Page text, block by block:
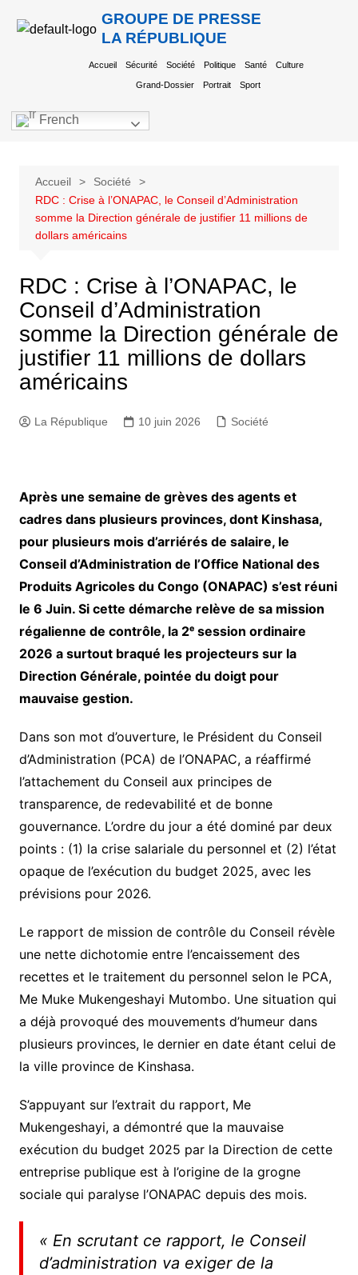
GROUPE DE PRESSE
LA RÉPUBLIQUE
Accueil Sécurité Société Politique Santé Culture
Grand-Dossier Portrait Sport
French
Accueil
Société
RDC : Crise à l’ONAPAC, le Conseil d’Administration
somme la Direction générale de justifier 11 millions de
dollars américains
RDC : Crise à l’ONAPAC, le
Conseil d’Administration
somme la Direction générale de
justifier 11 millions de dollars
américains
La République 10 juin 2026 Société
Après une semaine de grèves des agents et
cadres dans plusieurs provinces, dont Kinshasa,
pour plusieurs mois d’arriérés de salaire, le
Conseil d’Administration de l’Office National des
Produits Agricoles du Congo (ONAPAC) s’est réuni
le 6 Juin. Si cette démarche relève de sa mission
régalienne de contrôle, la 2ᵉ session ordinaire
2026 a surtout braqué les projecteurs sur la
Direction Générale, pointée du doigt pour
mauvaise gestion.
Dans son mot d’ouverture, le Président du Conseil
d’Administration (PCA) de l’ONAPAC, a réaffirmé
l’attachement du Conseil aux principes de
transparence, de redevabilité et de bonne
gouvernance. L’ordre du jour a été dominé par deux
points : (1) la crise salariale du personnel et (2) l’état
opaque de l’exécution du budget 2025, avec les
prévisions pour 2026.
Le rapport de mission de contrôle du Conseil révèle
une nette dichotomie entre l’encaissement des
recettes et le traitement du personnel selon le PCA,
Me Muke Mukengeshayi Mutombo. Une situation qui
a déjà provoqué des mouvements d’humeur dans
plusieurs provinces, le dernier en date étant celui de
la ville province de Kinshasa.
S’appuyant sur l’extrait du rapport, Me
Mukengeshayi, a démontré que la mauvaise
exécution du budget 2025 par la Direction de cette
entreprise publique est à l’origine de la grogne
sociale qui paralyse l’ONAPAC depuis des mois.
« En scrutant ce rapport, le Conseil
d’administration va exiger de la